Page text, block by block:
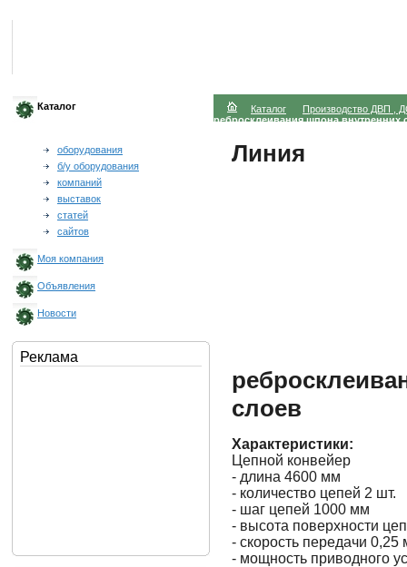
Каталог
оборудования
б/у оборудования
компаний
выставок
статей
сайтов
Моя компания
Объявления
Новости
Реклама
Каталог
Производство ДВП ,
ребросклеивания шпона внутренних
Линия
слоев
Характеристики:
Цепной конвейер
- длина 4600 мм
- количество цепей 2 шт.
- шаг цепей 1000 мм
- высота поверхности
- скорость передачи 0,25
- мощность приводного